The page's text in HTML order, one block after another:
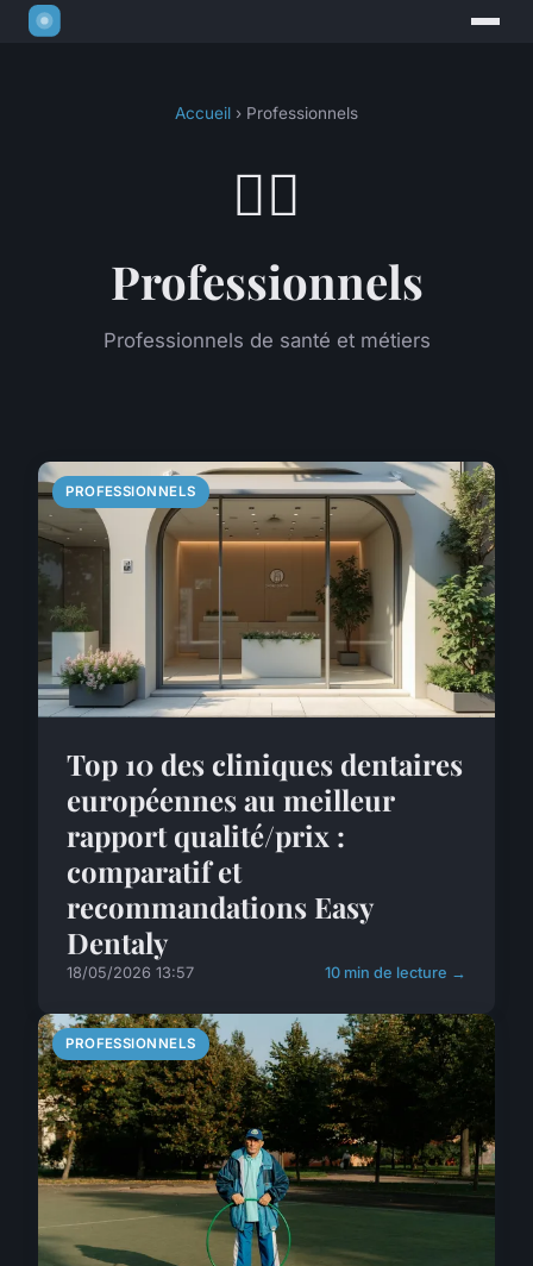
Accueil › Professionnels
👨‍⚕️
Professionnels
Professionnels de santé et métiers
PROFESSIONNELS
Top 10 des cliniques dentaires
européennes au meilleur
rapport qualité/prix :
comparatif et
recommandations Easy
Dentaly
18/05/2026 13:57 10 min de lecture →
PROFESSIONNELS